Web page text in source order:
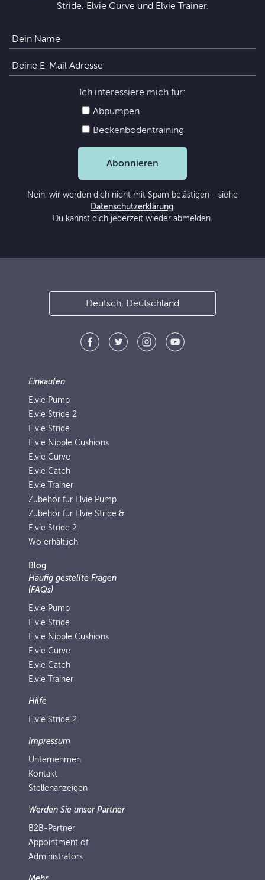
Stride, Elvie Curve und Elvie Trainer.
Ich interessiere mich für:
Abpumpen
Beckenbodentraining
Abonnieren
Nein, wir werden dich nicht mit Spam belästigen - siehe
Datenschutzerklärung.
Du kannst dich jederzeit wieder abmelden.
Deutsch, Deutschland
Einkaufen
Elvie Pump
Elvie Stride 2
Elvie Stride
Elvie Nipple Cushions
Elvie Curve
Elvie Catch
Elvie Trainer
Zubehör für Elvie Pump
Zubehör für Elvie Stride &
Elvie Stride 2
Wo erhältlich
Blog
Häufig gestellte Fragen
(FAQs)
Elvie Pump
Elvie Stride
Elvie Nipple Cushions
Elvie Curve
Elvie Catch
Elvie Trainer
Hilfe
Elvie Stride 2
Impressum
Unternehmen
Kontakt
Stellenanzeigen
Werden Sie unser Partner
B2B-Partner
Appointment of
Administrators